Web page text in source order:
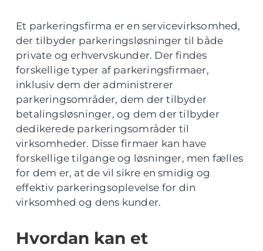
Et parkeringsfirma er en servicevirksomhed,
der tilbyder parkeringsløsninger til både
private og erhvervskunder. Der findes
forskellige typer af parkeringsfirmaer,
inklusiv dem der administrerer
parkeringsområder, dem der tilbyder
betalingsløsninger, og dem der tilbyder
dedikerede parkeringsområder til
virksomheder. Disse firmaer kan have
forskellige tilgange og løsninger, men fælles
for dem er, at de vil sikre en smidig og
effektiv parkeringsoplevelse for din
virksomhed og dens kunder.
Hvordan kan et